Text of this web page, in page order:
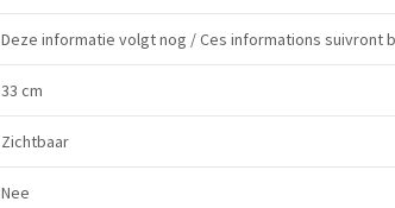
Deze informatie volgt nog / Ces informations suivront
33 cm
Zichtbaar
Nee